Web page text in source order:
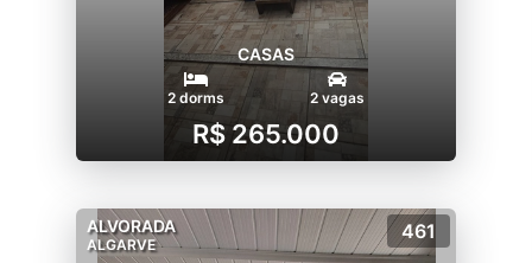
CASAS
2 dorms 2 vagas
R$ 265.000
ALVORADA
ALGARVE
461